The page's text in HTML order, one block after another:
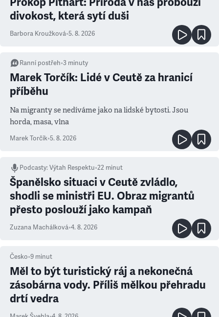
divokost, která sytí duši
Barbora Kroužková•5. 8. 2026
Ranní postřeh•3 minuty
Marek Torčík: Lidé v Ceutě za hranicí
příběhu
Na migranty se nedíváme jako na lidské bytosti. Jsou
horda, masa, vlna
Marek Torčík•5. 8. 2026
Podcasty:Výtah Respektu•22 minut
Španělsko situaci v Ceutě zvládlo,
shodli se ministři EU. Obraz migrantů
přesto poslouží jako kampaň
Zuzana Machálková•4. 8. 2026
Česko•9 minut
Měl to být turistický ráj a nekonečná
zásobárna vody. Příliš mělkou přehradu
drtí vedra